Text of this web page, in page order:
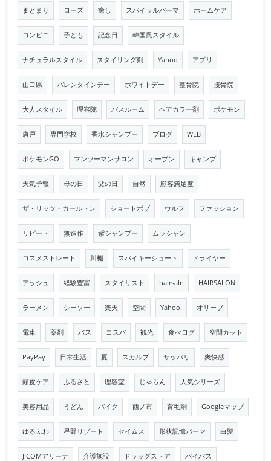
まとまり ローズ 癒し スパイラルパーマ ホームケア
コンビニ 子ども 記念日 韓国風スタイル
ナチュラルスタイル スタイリング剤 Yahoo アプリ
山口県 バレンタインデー ホワイトデー 整骨院 接骨院
大人スタイル 理容院 バスルーム ヘアカラー剤 ポケモン
唐戸 専門学校 香水シャンプー ブログ WEB
ポケモンGO マンツーマンサロン オープン キャンプ
天気予報 母の日 父の日 自然 顧客満足度
ザ・リッツ・カールトン ショートボブ ウルフ ファッション
リピート 無造作 紫シャンプー ムラシャン
コスメストレート 川棚 スパイキーショート ドライヤー
アッシュ 経験豊富 スタイリスト hairsaln HAIRSALON
ラーメン シーソー 楽天 空間 Yahoo! オリーブ
電車 薬剤 バス コスパ 観光 食べログ 空間カット
PayPay 日常生活 夏 スカルプ サッパリ 爽快感
頭皮ケア ふるさと 理容室 じゃらん 人気シリーズ
美容用品 うどん バイク 西ノ市 育毛剤 Googleマップ
ゆるふわ 星野リゾート セイムス 形状記憶パーマ 白髪
J:COMアリーナ 介護施設 ドラッグストア バイパス